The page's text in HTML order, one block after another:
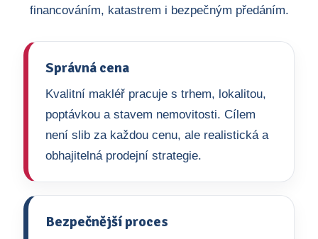
financováním, katastrem i bezpečným předáním.
Správná cena
Kvalitní makléř pracuje s trhem, lokalitou,
poptávkou a stavem nemovitosti. Cílem
není slib za každou cenu, ale realistická a
obhajitelná prodejní strategie.
Bezpečnější proces